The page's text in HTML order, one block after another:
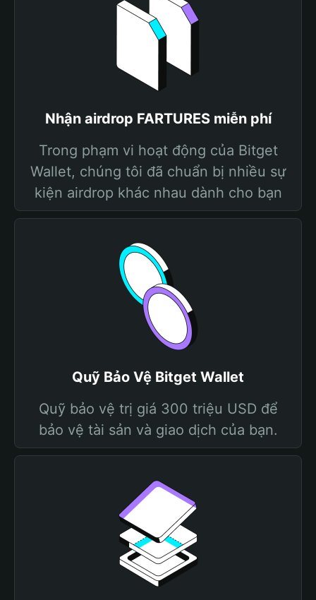
Nhận airdrop FARTURES miễn phí
Trong phạm vi hoạt động của Bitget
Wallet, chúng tôi đã chuẩn bị nhiều sự
kiện airdrop khác nhau dành cho bạn
Quỹ Bảo Vệ Bitget Wallet
Quỹ bảo vệ trị giá 300 triệu USD để
bảo vệ tài sản và giao dịch của bạn.